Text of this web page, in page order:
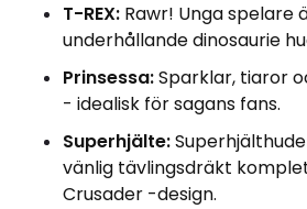
T-REX: Rawr! Unga spelare
underhållande dinosaurie
Prinsessa:Sparklar, tiaror
- idealisk för sagans fans.
Superhjälte:
vänlig tävlingsdräkt
Crusader -design.